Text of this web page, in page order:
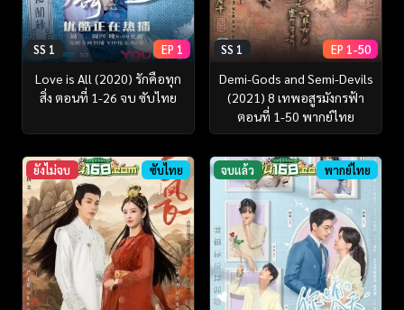
SS 1 EP 1
Love is All (2020) รักคือทุก
สิ่ง ตอนที่ 1-26 จบ ซับไทย
SS 1 EP 1-50
Demi-Gods and Semi-Devils
(2021) 8 เทพอสูรมังกรฟ้า
ตอนที่ 1-50 พากย์ไทย
ยังไม่จบ ซับไทย จบแล้ว พากย์ไทย